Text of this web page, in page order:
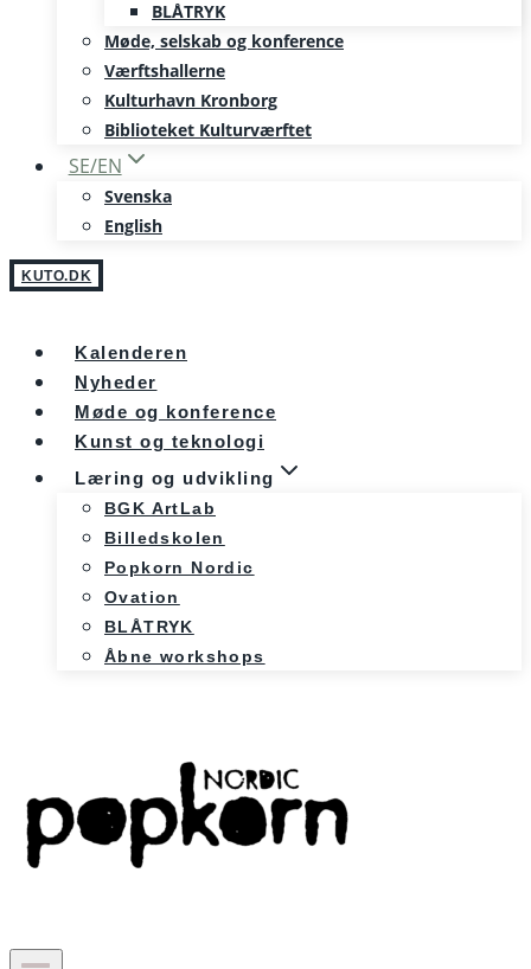
BLÅTRYK
Møde, selskab og konference
Værftshallerne
Kulturhavn Kronborg
Biblioteket Kulturværftet
SE/EN
Svenska
English
KUTO.DK
Kalenderen
Nyheder
Møde og konference
Kunst og teknologi
Læring og udvikling
BGK ArtLab
Billedskolen
Popkorn Nordic
Ovation
BLÅTRYK
Åbne workshops